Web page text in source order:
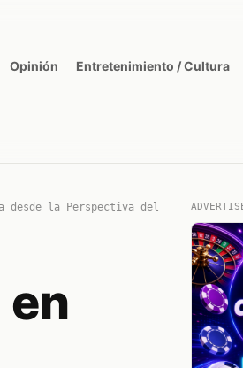
Opinión Entretenimiento / Cultura
desde la Perspectiva del